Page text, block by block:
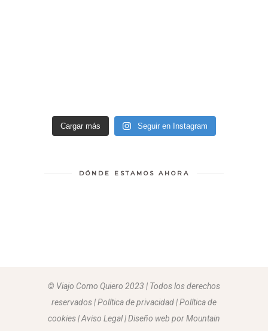
Cargar más Seguir en Instagram
DÓNDE ESTAMOS AHORA
© Viajo Como Quiero 2023 | Todos los derechos
reservados | Política de privacidad | Política de
cookies | Aviso Legal |Diseño web por Mountain